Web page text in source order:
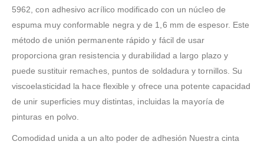
5962, con adhesivo acrílico modificado con un núcleo de
espuma muy conformable negra y de 1,6 mm de espesor. Este
método de unión permanente rápido y fácil de usar
proporciona gran resistencia y durabilidad a largo plazo y
puede sustituir remaches, puntos de soldadura y tornillos. Su
viscoelasticidad la hace flexible y ofrece una potente capacidad
de unir superficies muy distintas, incluidas la mayoría de
pinturas en polvo.
Comodidad unida a un alto poder de adhesión Nuestra cinta